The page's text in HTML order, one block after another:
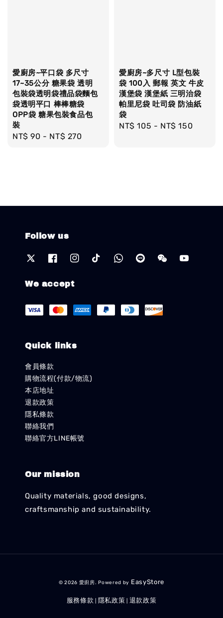
愛廚房~平口袋 多尺寸
17~35公分 糖果袋 透明
包裝袋透明袋禮品袋麵包
袋透明平口 棒棒糖袋
OPP袋 糖果包裝食品包
裝
Regular
NT$ 90 - NT$ 270
愛廚房~多尺寸 L型包裝
袋 100入 郵報 英文 牛皮
漢堡袋 漢堡紙 三明治袋
帕里尼袋 吐司袋 防油紙
袋
Regular
NT$ 105 - NT$ 150
Follow us
We accept
Quick links
會員條款
購物流程(付款/物流)
本店地址
退款政策
隱私條款
聯絡我們
聯絡官方LINE帳號
Our mission
Quality materials, good designs,
craftsmanship and sustainability.
© 2026 愛廚房. Powered by EasyStore
服務條款 隱私政策 退款政策